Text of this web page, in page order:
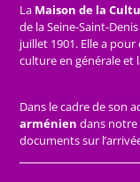
La Maison de la
de la Seine-Saint-
juillet 1901. Elle a
culture en générale et
Dans le cadre de son
arménien dans notre
documents sur